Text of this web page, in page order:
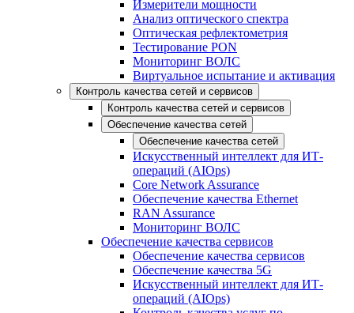
Измерители мощности
Анализ оптического спектра
Оптическая рефлектометрия
Тестирование PON
Мониторинг ВОЛС
Виртуальное испытание и активация
Контроль качества сетей и сервисов
Контроль качества сетей и сервисов
Обеспечение качества сетей
Обеспечение качества сетей
Искусственный интеллект для ИТ-
операций (AIOps)
Core Network Assurance
Обеспечение качества Ethernet
RAN Assurance
Мониторинг ВОЛС
Обеспечение качества сервисов
Обеспечение качества сервисов
Обеспечение качества 5G
Искусственный интеллект для ИТ-
операций (AIOps)